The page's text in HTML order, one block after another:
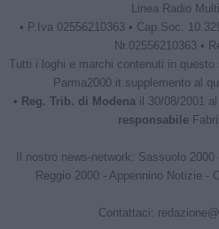
Linea Radio
• P.Iva 02556210363 • Cap.Soc.
Nr.02556210363 •
Tutti i loghi e marchi contenuti in questo
Parma2000.it supplemento al
• Reg. Trib. di Modena il 30/08/2001
responsabile
Il nostro news-network: Sassuolo 2000
Reggio 2000- Appennino Notizie -
Contattaci: